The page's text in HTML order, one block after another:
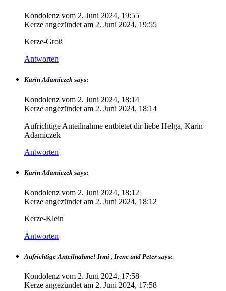
Kondolenz vom 2. Juni 2024, 19:55
Kerze angezündet am 2. Juni 2024, 19:55
Kerze-Groß
Antworten
Karin Adamiczek says:
Kondolenz vom 2. Juni 2024, 18:14
Kerze angezündet am 2. Juni 2024, 18:14
Aufrichtige Anteilnahme entbietet dir liebe Helga, Karin
Adamiczek
Antworten
Karin Adamiczek says:
Kondolenz vom 2. Juni 2024, 18:12
Kerze angezündet am 2. Juni 2024, 18:12
Kerze-Klein
Antworten
Aufrichtige Anteilnahme! Irmi , Irene und Peter says:
Kondolenz vom 2. Juni 2024, 17:58
Kerze angezündet am 2. Juni 2024, 17:58